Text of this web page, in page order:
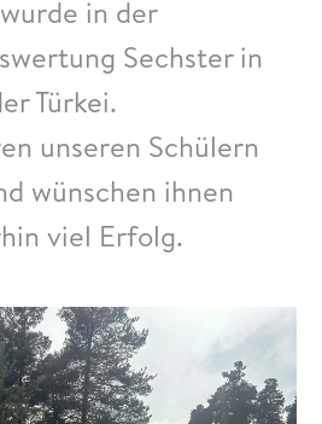
in der
Sechster in
Türkei.
unseren Schülern
wünschen ihnen
viel Erfolg.